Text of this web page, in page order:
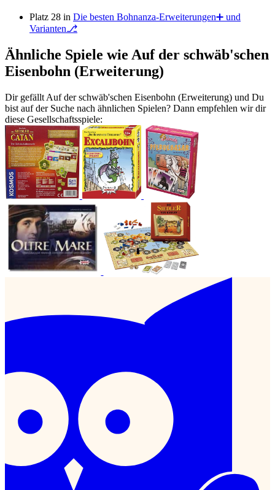
Platz 28 in Die besten Bohnanza-Erweiterungen➕ und
Varianten⎇
Ähnliche Spiele wie Auf der schwäb'schen
Eisenbohn (Erweiterung)
Dir gefällt Auf der schwäb'schen Eisenbohn (Erweiterung) und Du
bist auf der Suche nach ähnlichen Spielen? Dann empfehlen wir dir
diese Gesellschaftsspiele: